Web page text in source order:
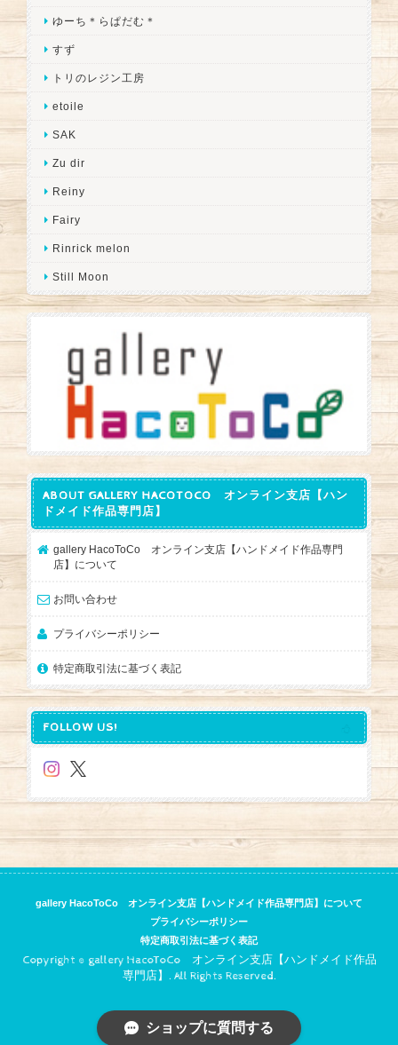
ゆーち＊らぱだむ＊
すず
トリのレジン工房
etoile
SAK
Zu dir
Reiny
Fairy
Rinrick melon
Still Moon
ABOUT GALLERY HACOTOCO オンライン支店【ハン
ドメイド作品専門店】
gallery HacoToCo オンライン支店【ハンドメイド作品専門
店】について
お問い合わせ
プライバシーポリシー
特定商取引法に基づく表記
FOLLOW US!
gallery HacoToCo オンライン支店【ハンドメイド作品専門店】について
プライバシーポリシー
特定商取引法に基づく表記
Copyright © gallery HacoToCo オンライン支店【ハンドメイド作品
専門店】. All Rights Reserved.
ショップに質問する